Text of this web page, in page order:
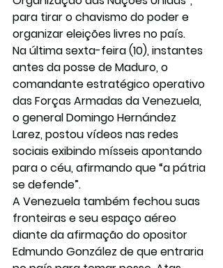
para tirar o chavismo do poder e
organizar eleições livres no país.
Na última sexta-feira (10), instantes
antes da posse de Maduro, o
comandante estratégico operativo
das Forças Armadas da Venezuela,
o general Domingo Hernández
Larez, postou vídeos nas redes
sociais exibindo mísseis apontando
para o céu, afirmando que “a pátria
se defende”.
A Venezuela também fechou suas
fronteiras e seu espaço aéreo
diante da afirmação do opositor
Edmundo González de que entraria